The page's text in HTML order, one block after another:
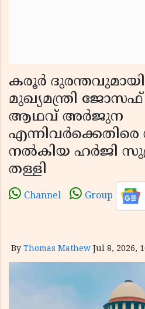
കരൂർ ദുരന്തവുമായി
മുഖ്യമന്ത്രി ജോസഫ്
ആഥവ് അർജുന
നൽകിയ ഹർജി
തള്ളി
Channel Group
By Thomas Mathew Jul 8, 2026,